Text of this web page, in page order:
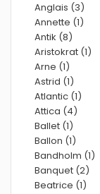
Anglais (3)
Annette (1)
Antik (8)
Aristokrat (1)
Arne (1)
Astrid (1)
Atlantic (1)
Attica (4)
Ballet (1)
Ballon (1)
Bandholm (1)
Banquet (2)
Beatrice (1)